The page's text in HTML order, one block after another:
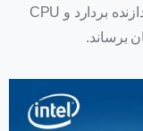
Intel QAT آمده است تا این بار را از دوش پردازنده بردارد و CPU
برساند.